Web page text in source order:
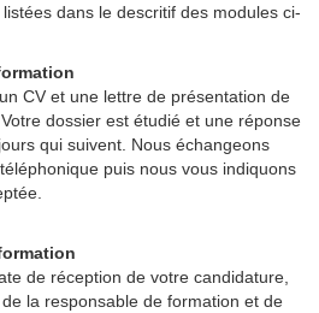
dans le descritif des modules ci-
CV et une lettre de présentation de
dossier est étudié et une réponse
qui suivent. Nous échangeons
puis nous vous indiquons
de réception de votre candidature,
la responsable de formation et de